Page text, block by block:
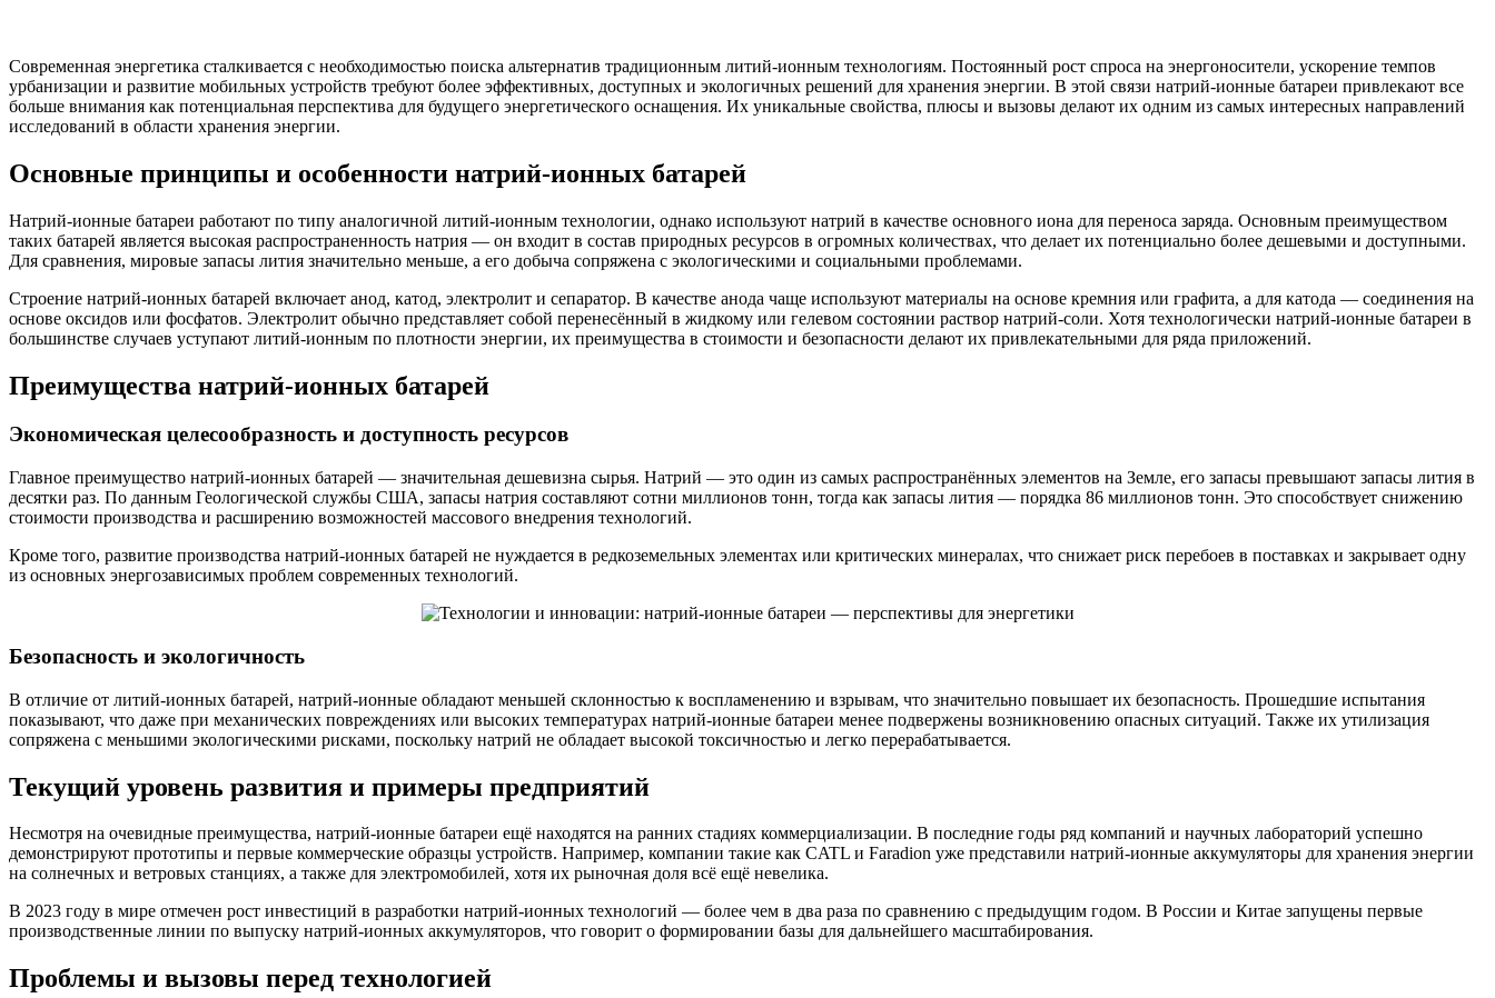
Современная энергетика сталкивается с необходимостью поиска альтернатив традиционным литий-ионным технологиям. Постоянный рост спроса на энергоносители, ускорение темпов
урбанизации и развитие мобильных устройств требуют более эффективных, доступных и экологичных решений для хранения энергии. В этой связи натрий-ионные батареи привлекают все
больше внимания как потенциальная перспектива для будущего энергетического оснащения. Их уникальные свойства, плюсы и вызовы делают их одним из самых интересных направлений
исследований в области хранения энергии.
Основные принципы и особенности натрий-ионных батарей
Натрий-ионные батареи работают по типу аналогичной литий-ионным технологии, однако используют натрий в качестве основного иона для переноса заряда. Основным преимуществом
таких батарей является высокая распространенность натрия — он входит в состав природных ресурсов в огромных количествах, что делает их потенциально более дешевыми и доступными.
Для сравнения, мировые запасы лития значительно меньше, а его добыча сопряжена с экологическими и социальными проблемами.
Строение натрий-ионных батарей включает анод, катод, электролит и сепаратор. В качестве анода чаще используют материалы на основе кремния или графита, а для катода — соединения на
основе оксидов или фосфатов. Электролит обычно представляет собой перенесённый в жидкому или гелевом состоянии раствор натрий-соли. Хотя технологически натрий-ионные батареи в
большинстве случаев уступают литий-ионным по плотности энергии, их преимущества в стоимости и безопасности делают их привлекательными для ряда приложений.
Преимущества натрий-ионных батарей
Экономическая целесообразность и доступность ресурсов
Главное преимущество натрий-ионных батарей — значительная дешевизна сырья. Натрий — это один из самых распространённых элементов на Земле, его запасы превышают запасы лития в
десятки раз. По данным Геологической службы США, запасы натрия составляют сотни миллионов тонн, тогда как запасы лития — порядка 86 миллионов тонн. Это способствует снижению
стоимости производства и расширению возможностей массового внедрения технологий.
Кроме того, развитие производства натрий-ионных батарей не нуждается в редкоземельных элементах или критических минералах, что снижает риск перебоев в поставках и закрывает одну
из основных энергозависимых проблем современных технологий.
Безопасность и экологичность
В отличие от литий-ионных батарей, натрий-ионные обладают меньшей склонностью к воспламенению и взрывам, что значительно повышает их безопасность. Прошедшие испытания
показывают, что даже при механических повреждениях или высоких температурах натрий-ионные батареи менее подвержены возникновению опасных ситуаций. Также их утилизация
сопряжена с меньшими экологическими рисками, поскольку натрий не обладает высокой токсичностью и легко перерабатывается.
Текущий уровень развития и примеры предприятий
Несмотря на очевидные преимущества, натрий-ионные батареи ещё находятся на ранних стадиях коммерциализации. В последние годы ряд компаний и научных лабораторий успешно
демонстрируют прототипы и первые коммерческие образцы устройств. Например, компании такие как CATL и Faradion уже представили натрий-ионные аккумуляторы для хранения энергии
на солнечных и ветровых станциях, а также для электромобилей, хотя их рыночная доля всё ещё невелика.
В 2023 году в мире отмечен рост инвестиций в разработки натрий-ионных технологий — более чем в два раза по сравнению с предыдущим годом. В России и Китае запущены первые
производственные линии по выпуску натрий-ионных аккумуляторов, что говорит о формировании базы для дальнейшего масштабирования.
Проблемы и вызовы перед технологией